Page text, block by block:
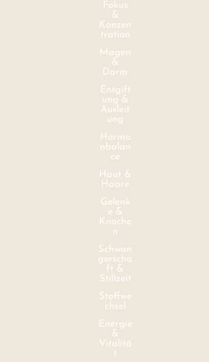
Fokus
&
Konzen
tration
Magen
&
Darm
Entgift
ung &
Ausleit
ung
Hormo
nbalan
ce
Haut &
Haare
Gelenk
e &
Knoche
n
Schwan
gerscha
ft &
Stillzeit
Stoffwe
chsel
Energie
&
Vitalitä
t